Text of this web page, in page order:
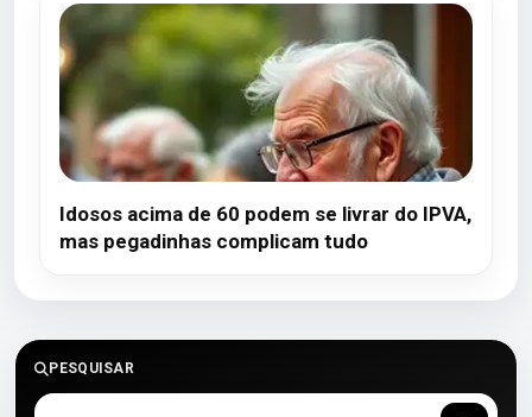
Idosos acima de 60 podem se livrar do IPVA,
mas pegadinhas complicam tudo
PESQUISAR